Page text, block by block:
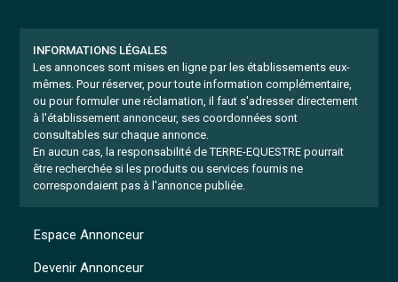
INFORMATIONS LÉGALES
Les annonces sont mises en ligne par les établissements eux-
mêmes. Pour réserver, pour toute information complémentaire,
ou pour formuler une réclamation, il faut s'adresser directement
à l'établissement annonceur, ses coordonnées sont
consultables sur chaque annonce.
En aucun cas, la responsabilité de TERRE-EQUESTRE pourrait
être recherchée si les produits ou services fournis ne
correspondaient pas à l'annonce publiée.
Espace Annonceur
Devenir Annonceur